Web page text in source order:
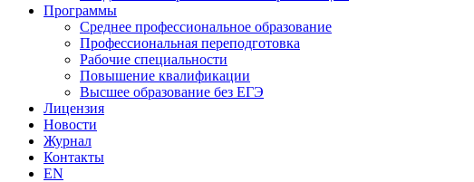
Программы
Среднее профессиональное образование
Профессиональная переподготовка
Рабочие специальности
Повышение квалификации
Высшее образование без ЕГЭ
Лицензия
Новости
Журнал
Контакты
EN